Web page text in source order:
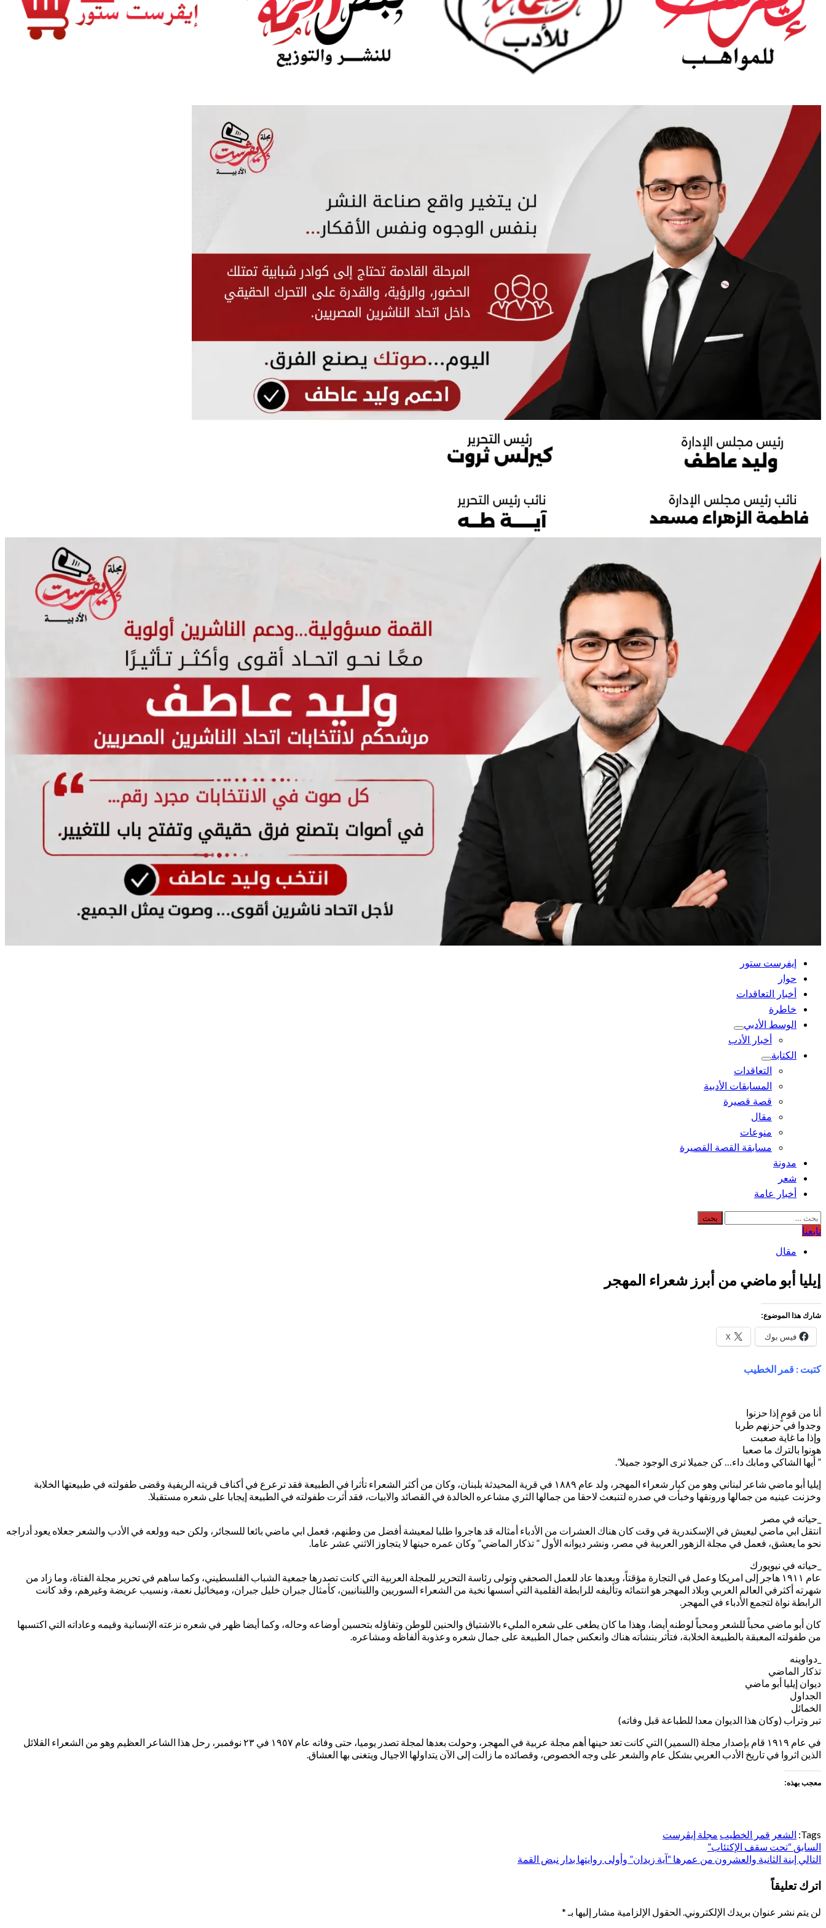
القائمة
الرئيسية
إيفرست ستور
حوار
أخبار التعاقدات
خاطرة
الوسط الأدبي
أخبار الأدب
الكتابة
التعاقدات
المسابقات الأدبية
قصة قصيرة
مقال
منوعات
مسابقة القصة القصيرة
مدونة
شعر
أخبار عامة
البحث
عن:
تابعنا
مقال
إيليا أبو ماضي من أبرز شعراء المهجر
شارك هذا الموضوع:
فيس بوك X
كتبت : قمر الخطيب
أنا من قومٍ إذا حزنوا
وجدوا في حزنهم طربا
وإذا ما غاية صعبت
هونوا بالترك ما صعبا
” أيها الشاكي ومابك داء… كن جميلا ترى الوجود جميلا”.
إيليا أبو ماضي شاعر لبناني وهو من كبار شعراء المهجر، ولد عام ١٨٨٩ في قرية المحيدثة بلبنان، وكان من أكثر الشعراء تأثرا في الطبيعة فقد ترعرع في أكناف قريته الريفية وقضى طفولته في طبيعتها الخلابة
وخزنت عينيه من جمالها ورونقها وخبأت في صدره لتنبعث لاحقا من جمالها الثري مشاعره الخالدة في القصائد والابيات، فقد أثرت طفولته في الطبيعة إيجابا على شعره مستقبلا.
_حياته في مصر
انتقل ابي ماضي ليعيش في الإسكندرية في وقت كان هناك العشرات من الأدباء أمثاله قد هاجروا طلبا لمعيشة أفضل من وطنهم، فعمل ابي ماضي بائعا للسجائر، ولكن حبه وولعه في الأدب والشعر جعلاه يعود أدراجه
نحو ما يعشق، فعمل في مجلة الزهور العربية في مصر، ونشر ديوانه الأول ” تذكار الماضي” وكان عمره حينها لا يتجاوز الاثني عشر عاما.
_حياته في نيويورك
عام ١٩١١ هاجر إلى امريكا وعمل في التجارة مؤقتاً، وبعدها عاد للعمل الصحفي وتولى رئاسة التحرير للمجلة العربية التي كانت تصدرها جمعية الشباب الفلسطيني، وكما ساهم في تحرير مجلة الفتاة، وما زاد من
شهرته أكثرفي العالم العربي وبلاد المهجر هو انتمائه وتأليفه للرابطة القلمية التي أسسها نخبة من الشعراء السوريين واللبنانيين، كأمثال جبران خليل جبران، وميخائيل نعمة، ونسيب عريضة وغيرهم، وقد كانت
الرابطة نواة لتجمع الأدباء في المهجر.
كان أبو ماضي محباً للشعر ومحباً لوطنه أيضا، وهذا ما كان يطغى على شعره المليء بالاشتياق والحنين للوطن وتفاؤله بتحسين أوضاعه وحاله، وكما أيضا ظهر في شعره نزعته الإنسانية وقيمه وعاداته التي اكتسبها
من طفولته المعبقة بالطبيعة الخلابة، فتأثر بنشأته هناك وانعكس جمال الطبيعة على جمال شعره وعذوبة ألفاظه ومشاعره.
_دواوينه
تذكار الماضي
ديوان إيليا أبو ماضي
الجداول
الخمائل
تبر وتراب (وكان هذا الديوان معدا للطباعة قبل وفاته)
في عام ١٩١٩ قام بإصدار مجلة (السمير) التي كانت تعد حينها أهم مجلة عربية في المهجر، وحولت بعدها لمجلة تصدر يوميا، حتى وفاته عام ١٩٥٧ في ٢٣ نوفمبر، رحل هذا الشاعر العظيم وهو من الشعراء القلائل
الذين اثروا في تاريخ الأدب العربي بشكل عام والشعر على وجه الخصوص، وقصائده ما زالت إلى الآن يتداولها الاجيال ويتغنى بها العشاق.
معجب بهذه:
Tags: الشعر قمر الخطيب مجلة إيڤرست
تصفّح
المقالات
السابق “تحت سقف الإكتئاب”
التالي إبنة الثانية والعشرون من عمرها “آية زيدان” وأولى روايتها بدار نبض القمة
اترك تعليقاً
لن يتم نشر عنوان بريدك الإلكتروني. الحقول الإلزامية مشار إليها بـ *